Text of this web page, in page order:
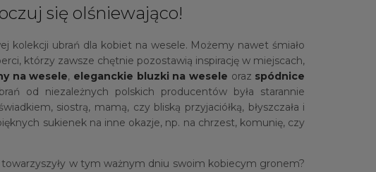
się olśniewająco!
kolekcji ubrań dla kobiet na wesele. Możemy nawet śmiało
którzy zawsze chętnie pozostawią inspirację w miejscach,
na wesele, eleganckie bluzki na wesele oraz spódnice
od niezależnych polskich producentów była starannie
siostrą, mamą, czy bliską przyjaciółką, błyszczała i
sukienek na inne okazje, np. na chrzest, komunię, czy
w tym ważnym dniu swoim kobiecym gronem?